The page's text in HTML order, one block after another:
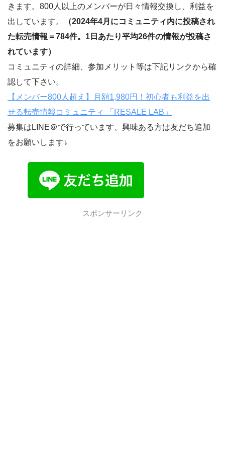
きます。800人以上のメンバーが日々情報交換し、利益を
出しています。
（2024年4月にコミュニティ内に投稿され
た転売情報＝784件。1日あたり平均26件の情報が投稿さ
れています）
コミュニティの詳細、参加メリット等は下記リンクから確
認して下さい。
【メンバー800人超え】月額1,980円！初心者も利益を出
せる転売情報コミュニティ 「RESALE LAB」
募集はLINE＠で行っています、興味ある方は友だち追加
をお願いします↓
スポンサーリンク